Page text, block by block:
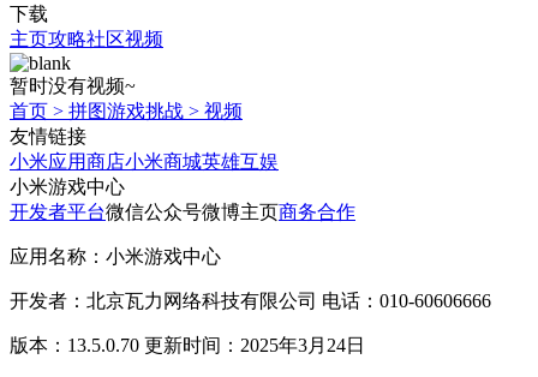
下载
主页攻略社区视频
暂时没有视频~
首页 > 拼图游戏挑战 > 视频
友情链接
小米应用商店小米商城英雄互娱
小米游戏中心
开发者平台微信公众号微博主页商务合作
应用名称：小米游戏中心
开发者：北京瓦力网络科技有限公司 电话：010-60606666
版本：13.5.0.70 更新时间：2025年3月24日